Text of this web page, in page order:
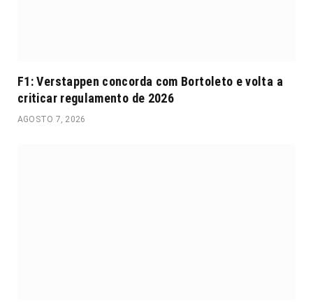
F1: Verstappen concorda com Bortoleto e volta a
criticar regulamento de 2026
AGOSTO 7, 2026